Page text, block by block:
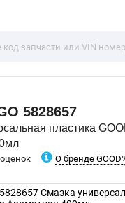
5828657
пластика
О бренде